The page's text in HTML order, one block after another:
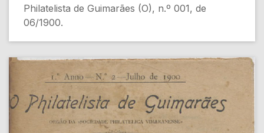
Philatelista de Guimarães (O), n.º 001, de
06/1900.